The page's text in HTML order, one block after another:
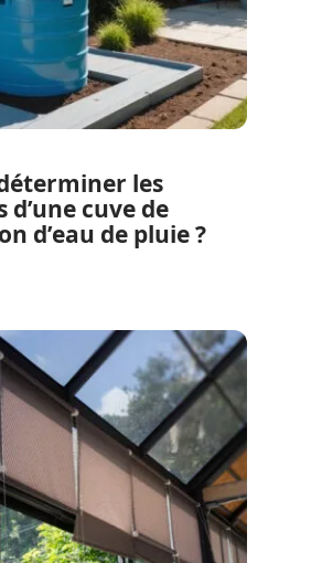
les
cuve de
d’eau de pluie ?